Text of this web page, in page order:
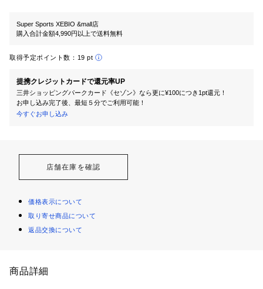
Super Sports XEBIO &mall店
購入合計金額4,990円以上で送料無料
取得予定ポイント数： 19 pt
提携クレジットカードで還元率UP
三井ショッピングパークカード《セゾン》なら更に¥100につき1pt還元！
お申し込み完了後、最短５分でご利用可能！
今すぐお申し込み
店舗在庫を確認
価格表示について
取り寄せ商品について
返品交換について
商品詳細